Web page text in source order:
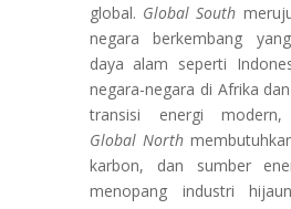
global. Global South
negara berkembang
daya alam seperti
negara-negara di Afrika
transisi energi modern,
Global North
karbon, dan sumber
menopang industri